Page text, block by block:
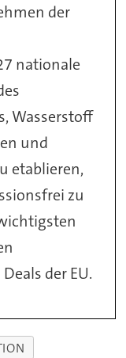
der
nationale
Wasserstoff
und
etablieren,
zu
der EU.